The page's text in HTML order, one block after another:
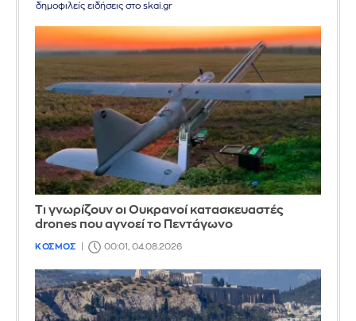
δημοφιλείς ειδήσεις στο skai.gr
Τι γνωρίζουν οι Ουκρανοί κατασκευαστές
drones που αγνοεί το Πεντάγωνο
ΚΟΣΜΟΣ 00:01, 04.08.2026